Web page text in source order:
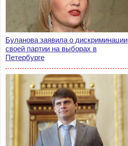
Буланова заявила о дискриминации
своей партии на выборах в
Петербурге